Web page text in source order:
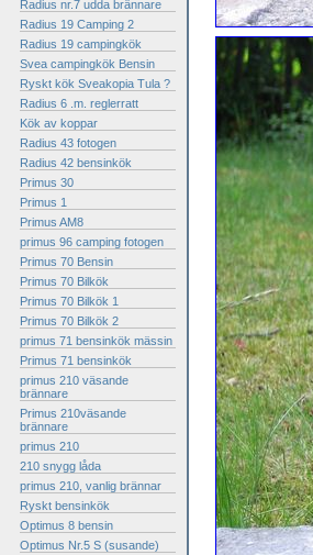
Radius nr.7 udda brännare
Radius 19 Camping 2
Radius 19 campingkök
Svea campingkök Bensin
Ryskt kök Sveakopia Tula ?
Radius 6 .m. reglerratt
Kök av koppar
Radius 43 fotogen
Radius 42 bensinkök
Primus 30
Primus 1
Primus AM8
primus 96 camping fotogen
Primus 70 Bensin
Primus 70 Bilkök
Primus 70 Bilkök 1
Primus 70 Bilkök 2
primus 71 bensinkök mässin
Primus 71 bensinkök
primus 210 väsande
brännare
Primus 210väsande
brännare
primus 210
210 snygg låda
primus 210, vanlig brännar
Ryskt bensinkök
Optimus 8 bensin
Optimus Nr.5 S (susande)